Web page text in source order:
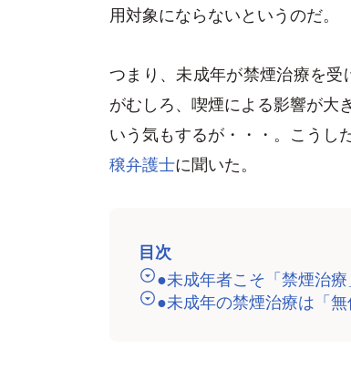
用対象にならないというのだ。
つまり、未成年が禁煙治療を
がむしろ、喫煙による影響が大
いう気もするが・・・。こうし
穣弁護士に聞いた。
目次
●未成年者こそ「禁煙治
●未成年の禁煙治療は「